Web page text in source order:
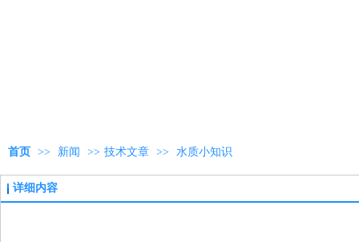
首页 >> 新闻 >> 技术文章 >> 水质小知识
详细内容